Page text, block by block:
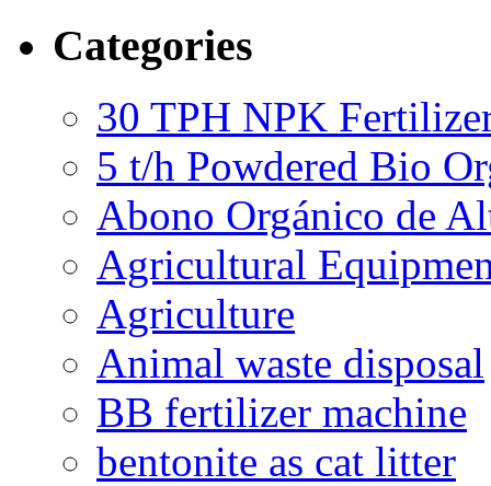
Categories
30 TPH NPK
5 t/h Powdered Bio
Abono Orgánico de
Agricultural
Agriculture
Animal waste disposal
BB fertilizer machine
bentonite as cat litter